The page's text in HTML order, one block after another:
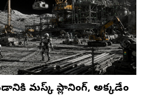
మస్క్ ప్లానింగ్, అక్కడేం